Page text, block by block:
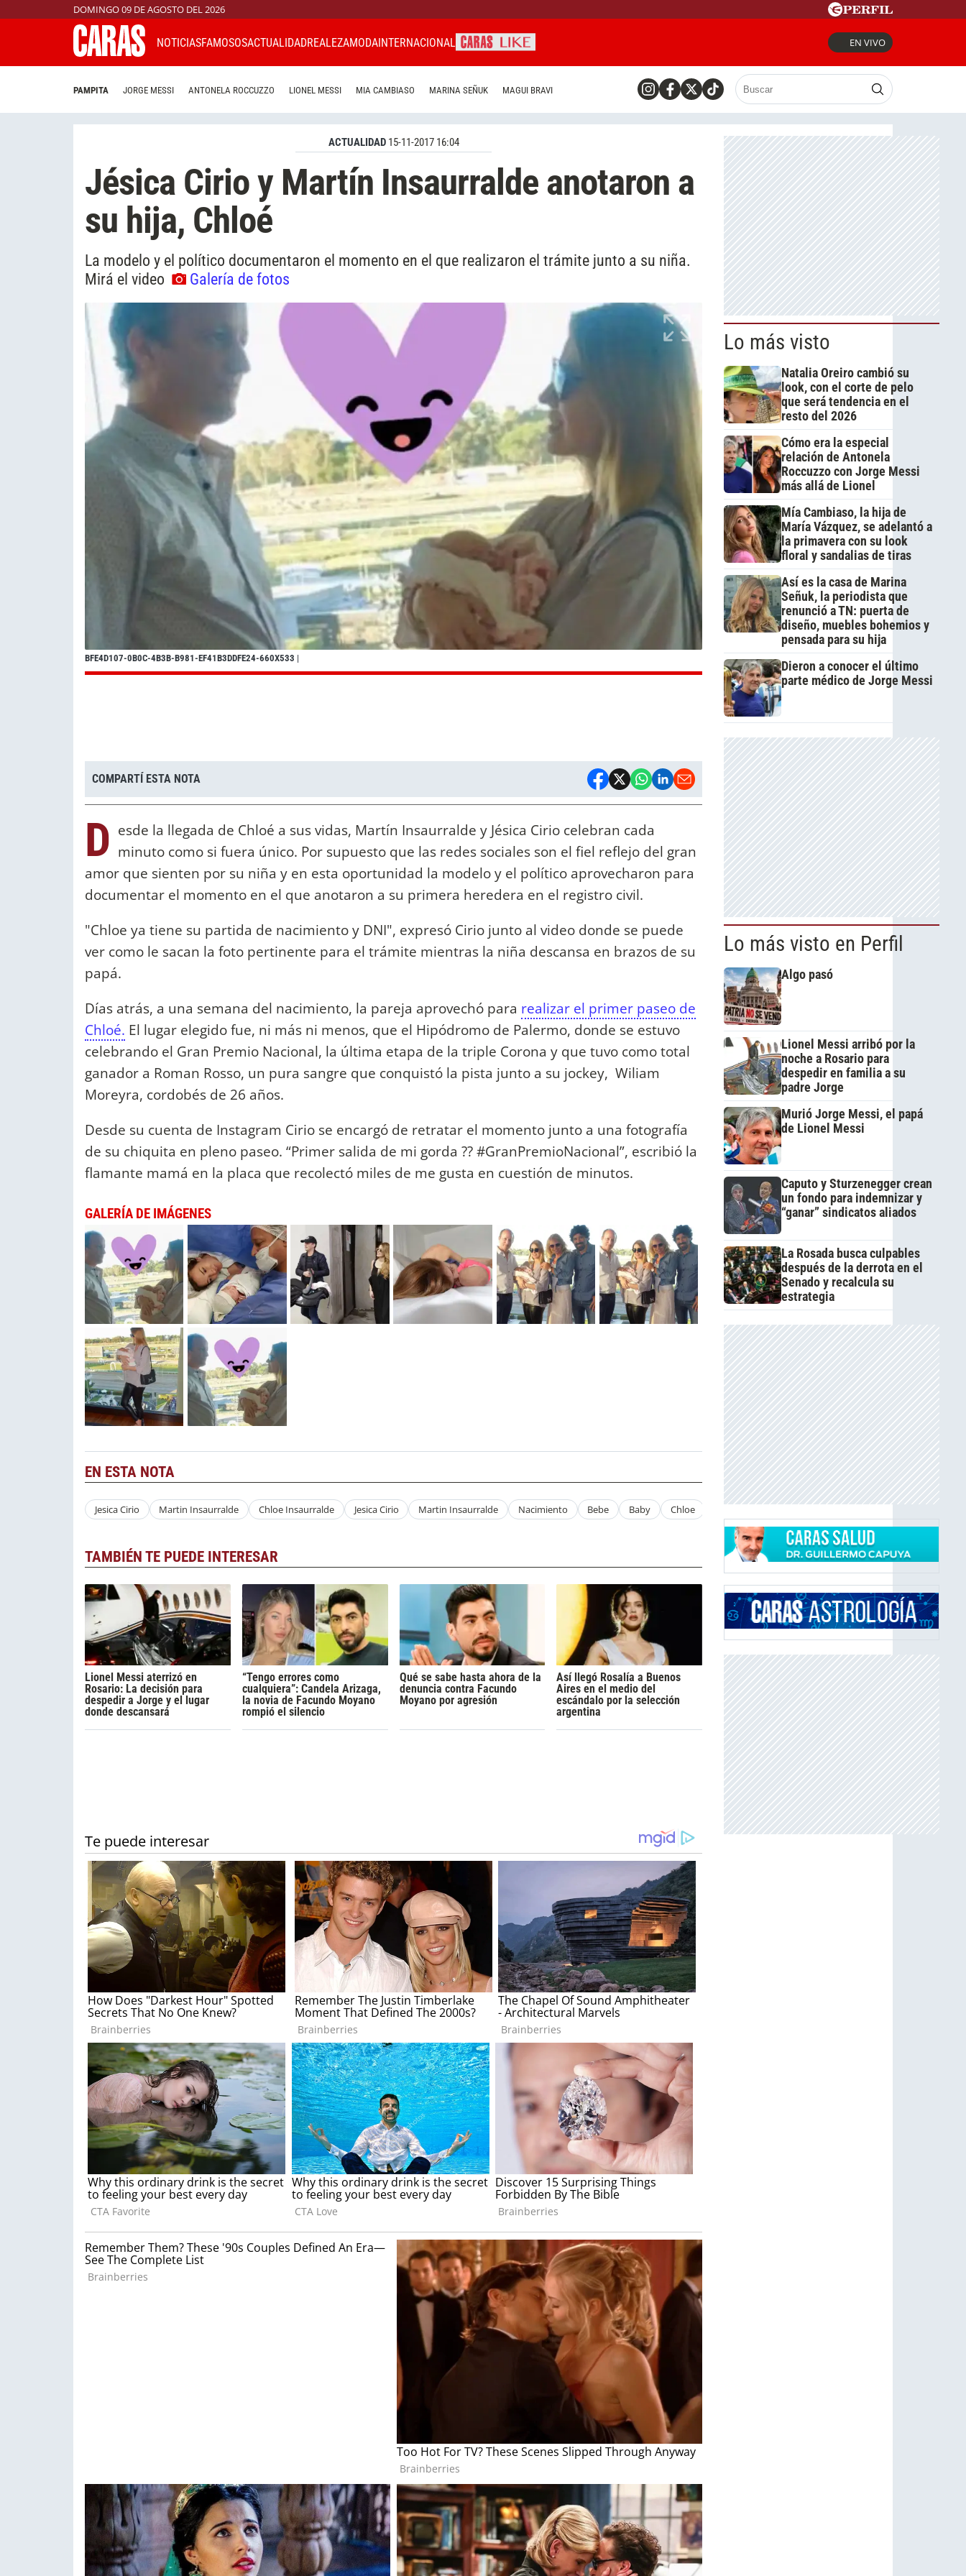
DOMINGO 09 DE AGOSTO DEL 2026
NOTICIASFAMOSOSACTUALIDADREALEZAMODAINTERNACIONAL EN VIVO
PAMPITA JORGE MESSI ANTONELA ROCCUZZO LIONEL MESSI MIA CAMBIASO MARINA SEÑUK MAGUI BRAVI
ACTUALIDAD 15-11-2017 16:04
Jésica Cirio y Martín Insaurralde anotaron a
su hija, Chloé
La modelo y el político documentaron el momento en el que realizaron el trámite junto a su niña.
Mirá el video
Galería de fotos
BFE4D107-0B0C-4B3B-B981-EF41B3DDFE24-660X533 |
COMPARTÍ ESTA NOTA
D esde la llegada de Chloé a sus vidas, Martín Insaurralde y Jésica Cirio celebran cada
minuto como si fuera único. Por supuesto que las redes sociales son el fiel reflejo del gran
amor que sienten por su niña y en esta oportunidad la modelo y el político aprovecharon para
documentar el momento en el que anotaron a su primera heredera en el registro civil.
"Chloe ya tiene su partida de nacimiento y DNI", expresó Cirio junto al video donde se puede
ver como le sacan la foto pertinente para el trámite mientras la niña descansa en brazos de su
papá.
Días atrás, a una semana del nacimiento, la pareja aprovechó para realizar el primer paseo de
Chloé. El lugar elegido fue, ni más ni menos, que el Hipódromo de Palermo, donde se estuvo
celebrando el Gran Premio Nacional, la última etapa de la triple Corona y que tuvo como total
ganador a Roman Rosso, un pura sangre que conquistó la pista junto a su jockey, Wiliam
Moreyra, cordobés de 26 años.
Desde su cuenta de Instagram Cirio se encargó de retratar el momento junto a una fotografía
de su chiquita en pleno paseo. “Primer salida de mi gorda ?? #GranPremioNacional”, escribió la
flamante mamá en la placa que recolectó miles de me gusta en cuestión de minutos.
GALERÍA DE IMÁGENES
EN ESTA NOTA
Jesica Cirio Martin Insaurralde Chloe Insaurralde Jesica Cirio Martin Insaurralde Nacimiento Bebe Baby Chloe
TAMBIÉN TE PUEDE INTERESAR
Lionel Messi aterrizó en
Rosario: La decisión para
despedir a Jorge y el lugar
donde descansará
“Tengo errores como
cualquiera”: Candela Arizaga,
la novia de Facundo Moyano
rompió el silencio
Qué se sabe hasta ahora de la
denuncia contra Facundo
Moyano por agresión
Así llegó Rosalía a Buenos
Aires en el medio del
escándalo por la selección
argentina
Lo más visto
Natalia Oreiro cambió su
look, con el corte de pelo
que será tendencia en el
resto del 2026
Cómo era la especial
relación de Antonela
Roccuzzo con Jorge Messi
más allá de Lionel
Mía Cambiaso, la hija de
María Vázquez, se adelantó a
la primavera con su look
floral y sandalias de tiras
Así es la casa de Marina
Señuk, la periodista que
renunció a TN: puerta de
diseño, muebles bohemios y
pensada para su hija
Dieron a conocer el último
parte médico de Jorge Messi
Lo más visto en Perfil
Algo pasó
Lionel Messi arribó por la
noche a Rosario para
despedir en familia a su
padre Jorge
Murió Jorge Messi, el papá
de Lionel Messi
Caputo y Sturzenegger crean
un fondo para indemnizar y
“ganar” sindicatos aliados
La Rosada busca culpables
después de la derrota en el
Senado y recalcula su
estrategia